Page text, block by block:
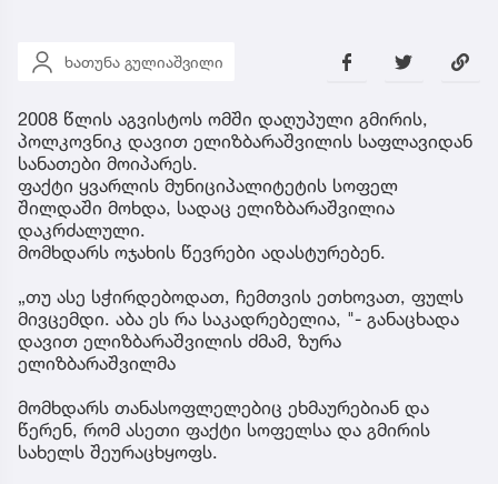
ხათუნა გულიაშვილი
2008 წლის აგვისტოს ომში დაღუპული გმირის,
პოლკოვნიკ დავით ელიზბარაშვილის საფლავიდან
სანათები მოიპარეს.
ფაქტი ყვარლის მუნიციპალიტეტის სოფელ
შილდაში მოხდა, სადაც ელიზბარაშვილია
დაკრძალული.
მომხდარს ოჯახის წევრები ადასტურებენ.
„თუ ასე სჭირდებოდათ, ჩემთვის ეთხოვათ, ფულს
მივცემდი. აბა ეს რა საკადრებელია, "- განაცხადა
დავით ელიზბარაშვილის ძმამ, ზურა
ელიზბარაშვილმა
მომხდარს თანასოფლელებიც ეხმაურებიან და
წერენ, რომ ასეთი ფაქტი სოფელსა და გმირის
სახელს შეურაცხყოფს.